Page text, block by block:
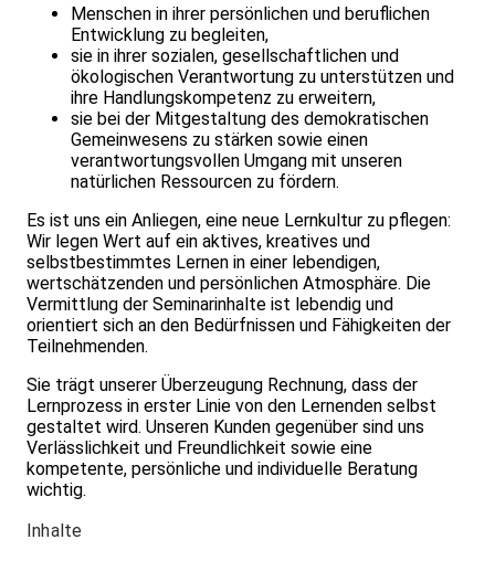
Menschen in ihrer persönlichen und beruflichen
Entwicklung zu begleiten,
sie in ihrer sozialen, gesellschaftlichen und
ökologischen Verantwortung zu unterstützen und
ihre Handlungskompetenz zu erweitern,
sie bei der Mitgestaltung des demokratischen
Gemeinwesens zu stärken sowie einen
verantwortungsvollen Umgang mit unseren
natürlichen Ressourcen zu fördern.
Es ist uns ein Anliegen, eine neue Lernkultur zu pflegen:
Wir legen Wert auf ein aktives, kreatives und
selbstbestimmtes Lernen in einer leben­digen,
wertschätzenden und persönlichen Atmosphäre. Die
Vermittlung der Seminarinhalte ist lebendig und
orientiert sich an den Bedürfnissen und Fähigkeiten der
Teilnehmenden.
Sie trägt unserer Überzeugung Rechnung, dass der
Lernprozess in erster Linie von den Lernenden selbst
gestaltet wird. Unseren Kunden gegenüber sind uns
Verlässlichkeit und Freundlichkeit sowie eine
kompetente, persönliche und individuelle Beratung
wichtig.
Inhalte